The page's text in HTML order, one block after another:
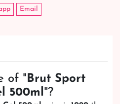
Email
of " Brut Sport
500ml "?